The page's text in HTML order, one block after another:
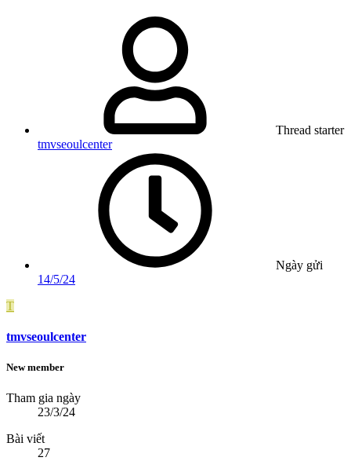
Thread starter
tmvseoulcenter
Ngày gửi
14/5/24
T
tmvseoulcenter
New member
Tham gia ngày
23/3/24
Bài viết
27